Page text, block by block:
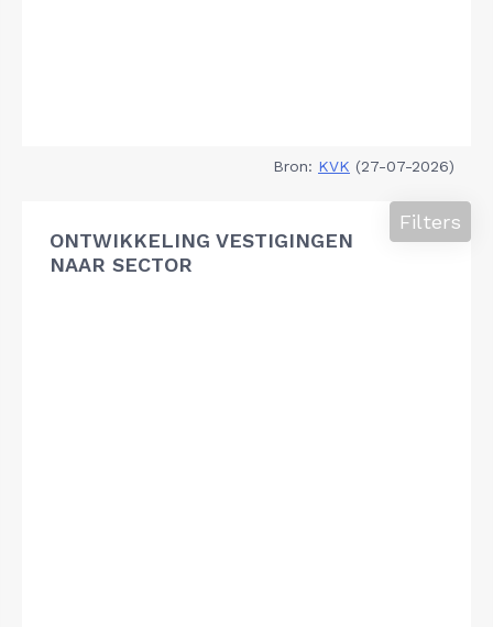
Bron: KVK (27-07-2026)
ONTWIKKELING VESTIGINGEN
NAAR SECTOR
Filters